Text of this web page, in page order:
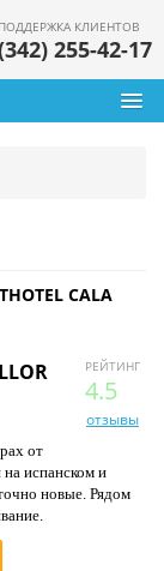
ПОДДЕРЖКА КЛИЕНТОВ
255-42-17
CALA
РЕЙТИНГ
4.5
отзывы
от
испанском и
новые. Рядом